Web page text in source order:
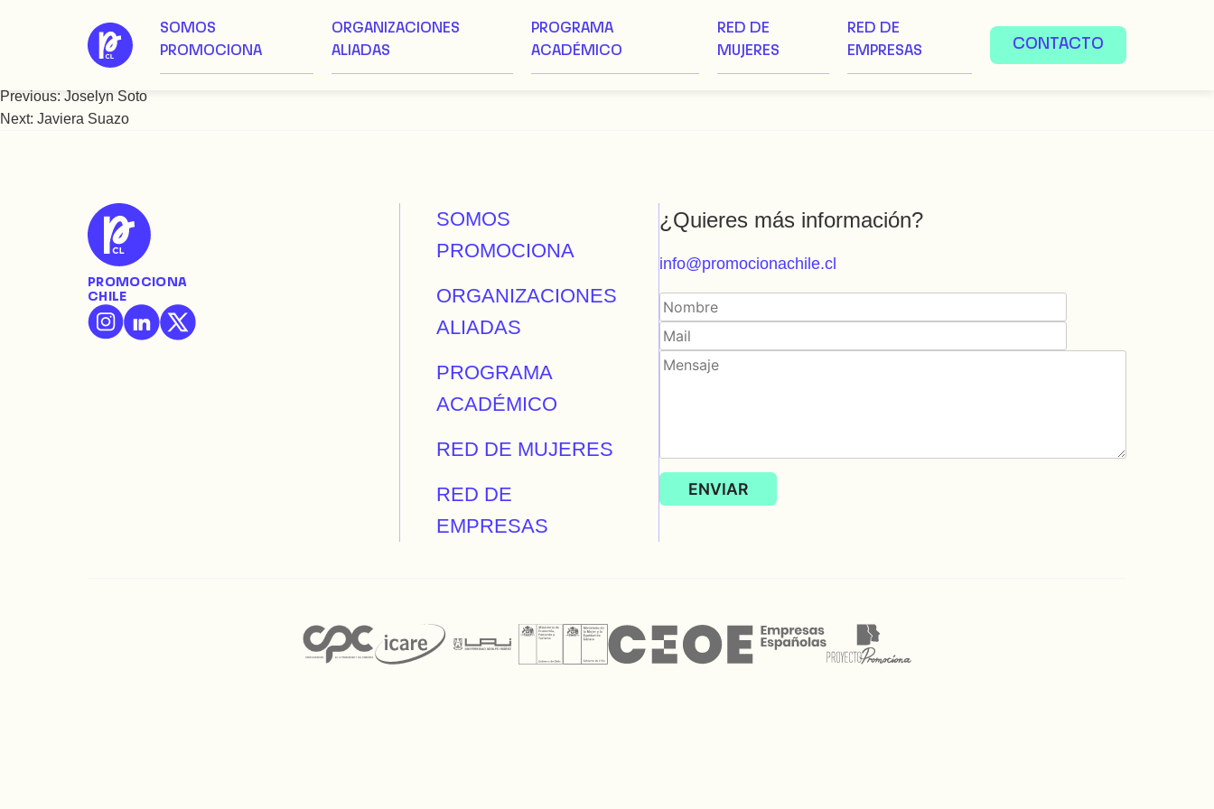
SOMOS
PROMOCIONA
ORGANIZACIONES
ALIADAS
PROGRAMA
ACADÉMICO
RED DE
MUJERES
RED DE
EMPRESAS
CONTACTO
Josefina Movilla Matta
Navegación
Previous: Joselyn Soto
Next: Javiera Suazo
PROMOCIONA
CHILE
SOMOS
PROMOCIONA
ORGANIZACIONES
ALIADAS
PROGRAMA
ACADÉMICO
RED DE MUJERES
RED DE
EMPRESAS
¿Quieres más información?
info@promocionachile.cl